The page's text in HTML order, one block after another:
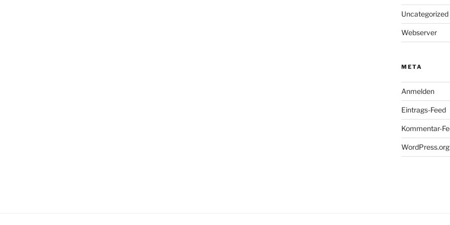
Uncategorized
Webserver
META
Anmelden
Eintrags-Feed
Kommentar-
WordPress.org